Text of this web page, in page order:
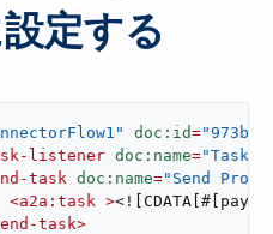
定する
doc:id=
listener doc:name="Task
task doc:name="Send
<a2a:task >
task>